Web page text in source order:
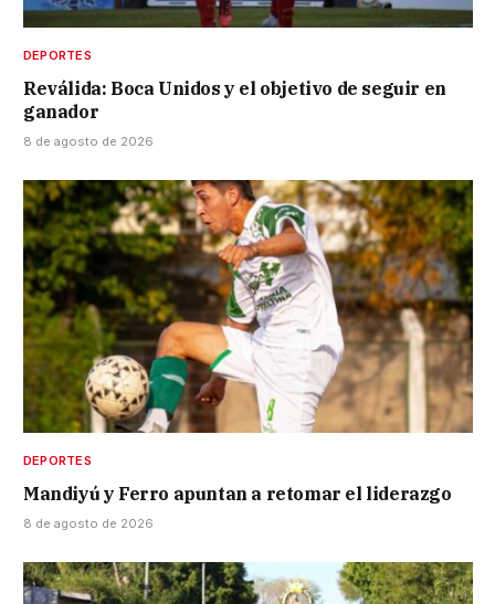
DEPORTES
Reválida: Boca Unidos y el objetivo de seguir en
ganador
8 de agosto de 2026
DEPORTES
Mandiyú y Ferro apuntan a retomar el liderazgo
8 de agosto de 2026